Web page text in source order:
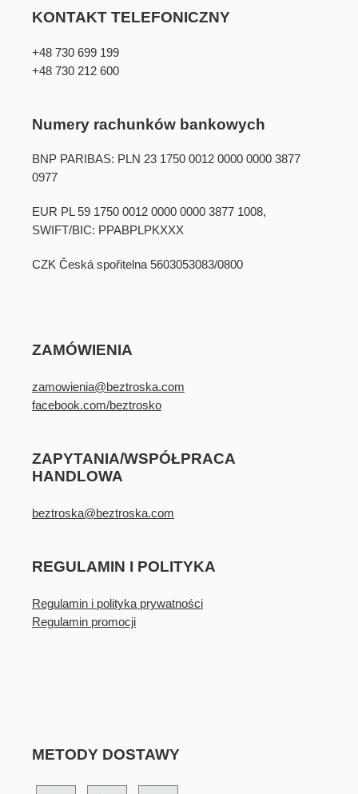
KONTAKT TELEFONICZNY
+48 730 699 199
+48 730 212 600
Numery rachunków bankowych
BNP PARIBAS: PLN 23 1750 0012 0000 0000 3877
0977
EUR PL 59 1750 0012 0000 0000 3877 1008,
SWIFT/BIC: PPABPLPKXXX
CZK Česká spořitelna 5603053083/0800
ZAMÓWIENIA
zamowienia@beztroska.com
facebook.com/beztrosko
ZAPYTANIA/WSPÓŁPRACA
HANDLOWA
beztroska@beztroska.com
REGULAMIN I POLITYKA
Regulamin i polityka prywatności
Regulamin promocji
METODY DOSTAWY